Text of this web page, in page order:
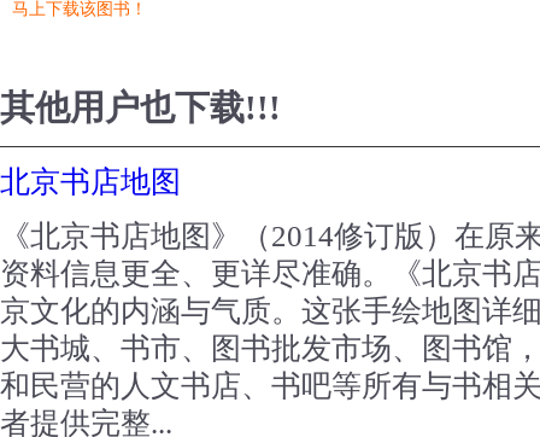
马上下载该图书！
其他用户也下载!!!
北京书店地图
《北京书店地图》（2014修订版）在原
资料信息更全、更详尽准确。《北京书
京文化的内涵与气质。这张手绘地图详
大书城、书市、图书批发市场、图书馆
和民营的人文书店、书吧等所有与书相
者提供完整...